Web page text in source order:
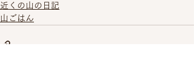
近くの山の日記
山ごはん